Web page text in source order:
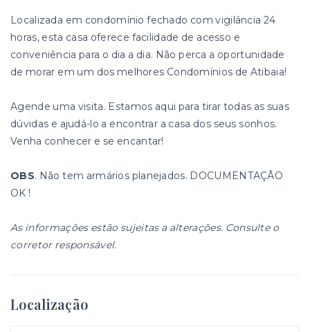
Localizada em condomínio fechado com vigilância 24
horas, esta casa oferece facilidade de acesso e
conveniência para o dia a dia. Não perca a oportunidade
de morar em um dos melhores Condomínios de Atibaia!
Agende uma visita. Estamos aqui para tirar todas as suas
dúvidas e ajudá-lo a encontrar a casa dos seus sonhos.
Venha conhecer e se encantar!
OBS. Não tem armários planejados. DOCUMENTAÇÃO
OK !
As informações estão sujeitas a alterações. Consulte o
corretor responsável.
Localização